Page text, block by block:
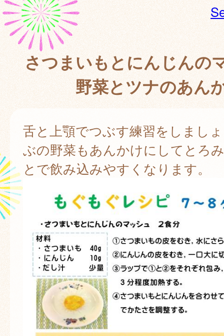
さつまいもとにんじん
野菜とツナのあん
舌と上顎でつぶす練習をしまし
ぶの野菜もあんかけにしてとろ
とで飲み込みやすくなります。